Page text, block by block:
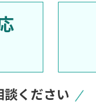
談ください